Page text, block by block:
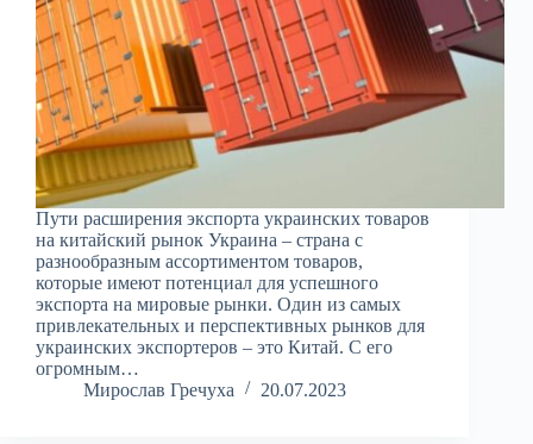
Пути расширения экспорта украинских товаров
на китайский рынок Украина – страна с
разнообразным ассортиментом товаров,
которые имеют потенциал для успешного
экспорта на мировые рынки. Один из самых
привлекательных и перспективных рынков для
украинских экспортеров – это Китай. С его
огромным…
Мирослав Гречуха
20.07.2023